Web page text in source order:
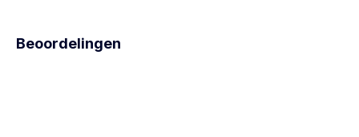
Beoordelingen